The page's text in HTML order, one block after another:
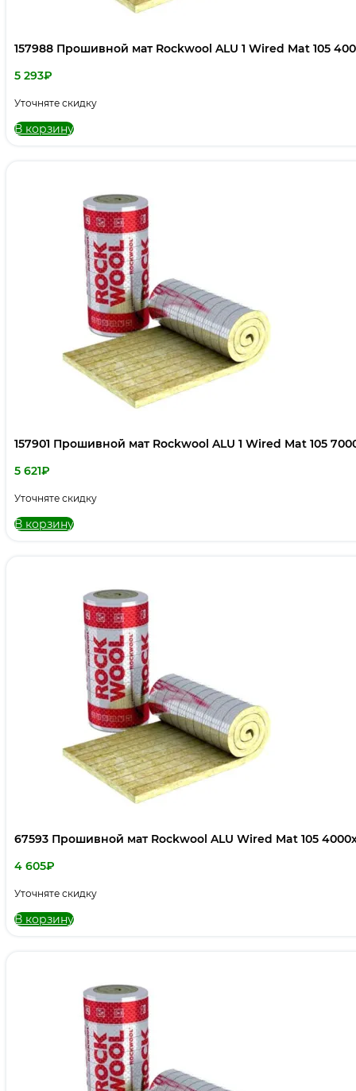
157988 Прошивной мат Rockwool ALU 1 Wired Mat 105
5 293₽
Уточняте скидку
В корзину
157901 Прошивной мат Rockwool ALU 1 Wired Mat 105
5 621₽
Уточняте скидку
В корзину
67593 Прошивной мат Rockwool ALU Wired Mat 105
4 605₽
Уточняте скидку
В корзину